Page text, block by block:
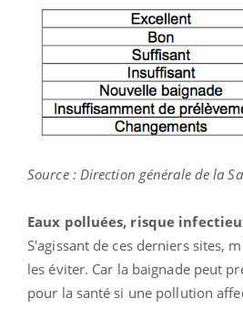
Source : Direction générale de la
Eaux polluées, risque
S'agissant de ces derniers sites,
les éviter. Car la baignade peut
pour la santé si une pollution